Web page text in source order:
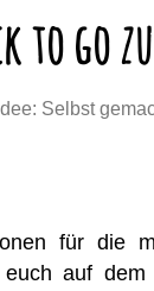
to go
Selbst
für die
auf dem